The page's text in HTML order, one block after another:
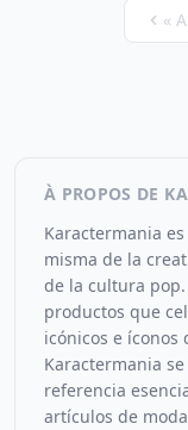
«
À PROPOS DE
Karactermania
misma de la
de la cultura
productos que
icónicos e
Karactermania
referencia
artículos de